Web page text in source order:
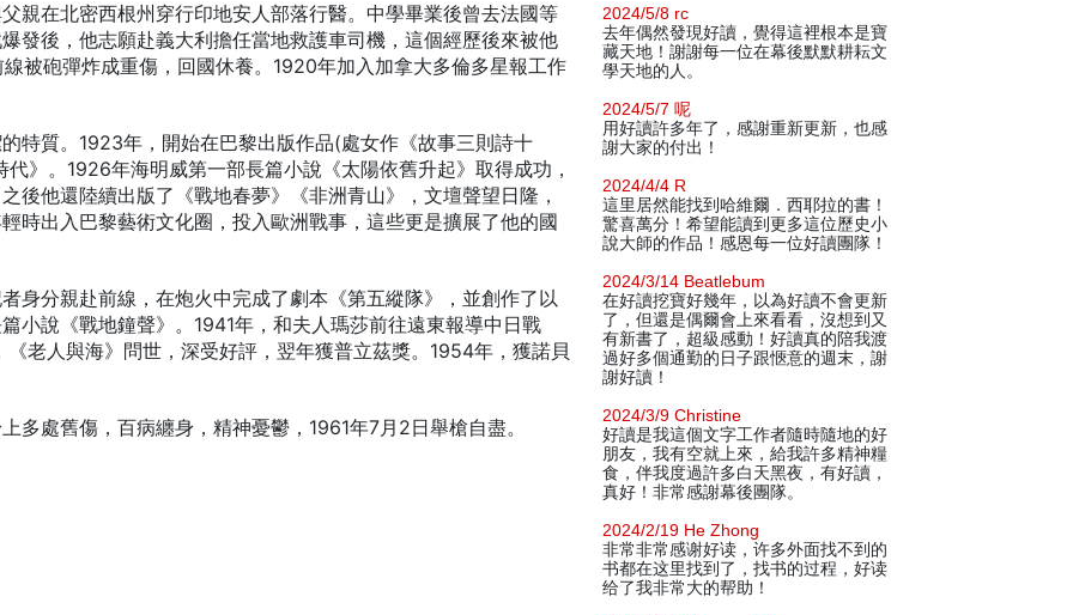
親在北密西根州穿行印地安人部落行醫。中學畢業後曾去法國等
發後，他志願赴義大利擔任當地救護車司機，這個經歷後來被他
被砲彈炸成重傷，回國休養。1920年加入加拿大多倫多星報工作
特質。1923年，開始在巴黎出版作品(處女作《故事三則詩十
》。1926年海明威第一部長篇小說《太陽依舊升起》取得成功，
後他還陸續出版了《戰地春夢》《非洲青山》，文壇聲望日隆，
時出入巴黎藝術文化圈，投入歐洲戰事，這些更是擴展了他的國
身分親赴前線，在炮火中完成了劇本《第五縱隊》，並創作了以
小說《戰地鐘聲》。1941年，和夫人瑪莎前往遠東報導中日戰
老人與海》問世，深受好評，翌年獲普立茲獎。1954年，獲諾貝
多處舊傷，百病纏身，精神憂鬱，1961年7月2日舉槍自盡。
2024/5/8 rc
去年偶然發現好讀，覺得這裡根本是寶
藏天地！謝謝每一位在幕後默默耕耘文
學天地的人。
2024/5/7 呢
用好讀許多年了，感謝重新更新，也感
謝大家的付出！
2024/4/4 R
這里居然能找到哈維爾．西耶拉的書！
驚喜萬分！希望能讀到更多這位歷史小
說大師的作品！感恩每一位好讀團隊！
2024/3/14 Beatlebum
在好讀挖寶好幾年，以為好讀不會更新
了，但還是偶爾會上來看看，沒想到又
有新書了，超級感動！好讀真的陪我渡
過好多個通勤的日子跟愜意的週末，謝
謝好讀！
2024/3/9 Christine
好讀是我這個文字工作者隨時隨地的好
朋友，我有空就上來，給我許多精神糧
食，伴我度過許多白天黑夜，有好讀，
真好！非常感謝幕後團隊。
2024/2/19 He Zhong
非常非常感谢好读，许多外面找不到的
书都在这里找到了，找书的过程，好读
给了我非常大的帮助！